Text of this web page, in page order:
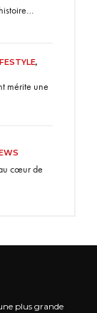
,
mérite une
cœur de
plus grande